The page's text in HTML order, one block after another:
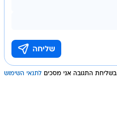
בשליחת התגובה אני מסכים לתנאי השימוש